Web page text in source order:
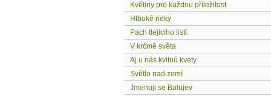
Květiny pro každou příležitost
Hlboké rieky
Pach tlejícího listí
V krčmě světa
Aj u nás kvitnú kvety
Světlo nad zemí
Jmenuji se Balujev